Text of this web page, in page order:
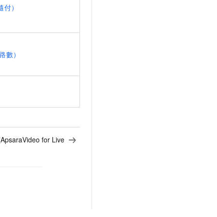
）
數）
for Live